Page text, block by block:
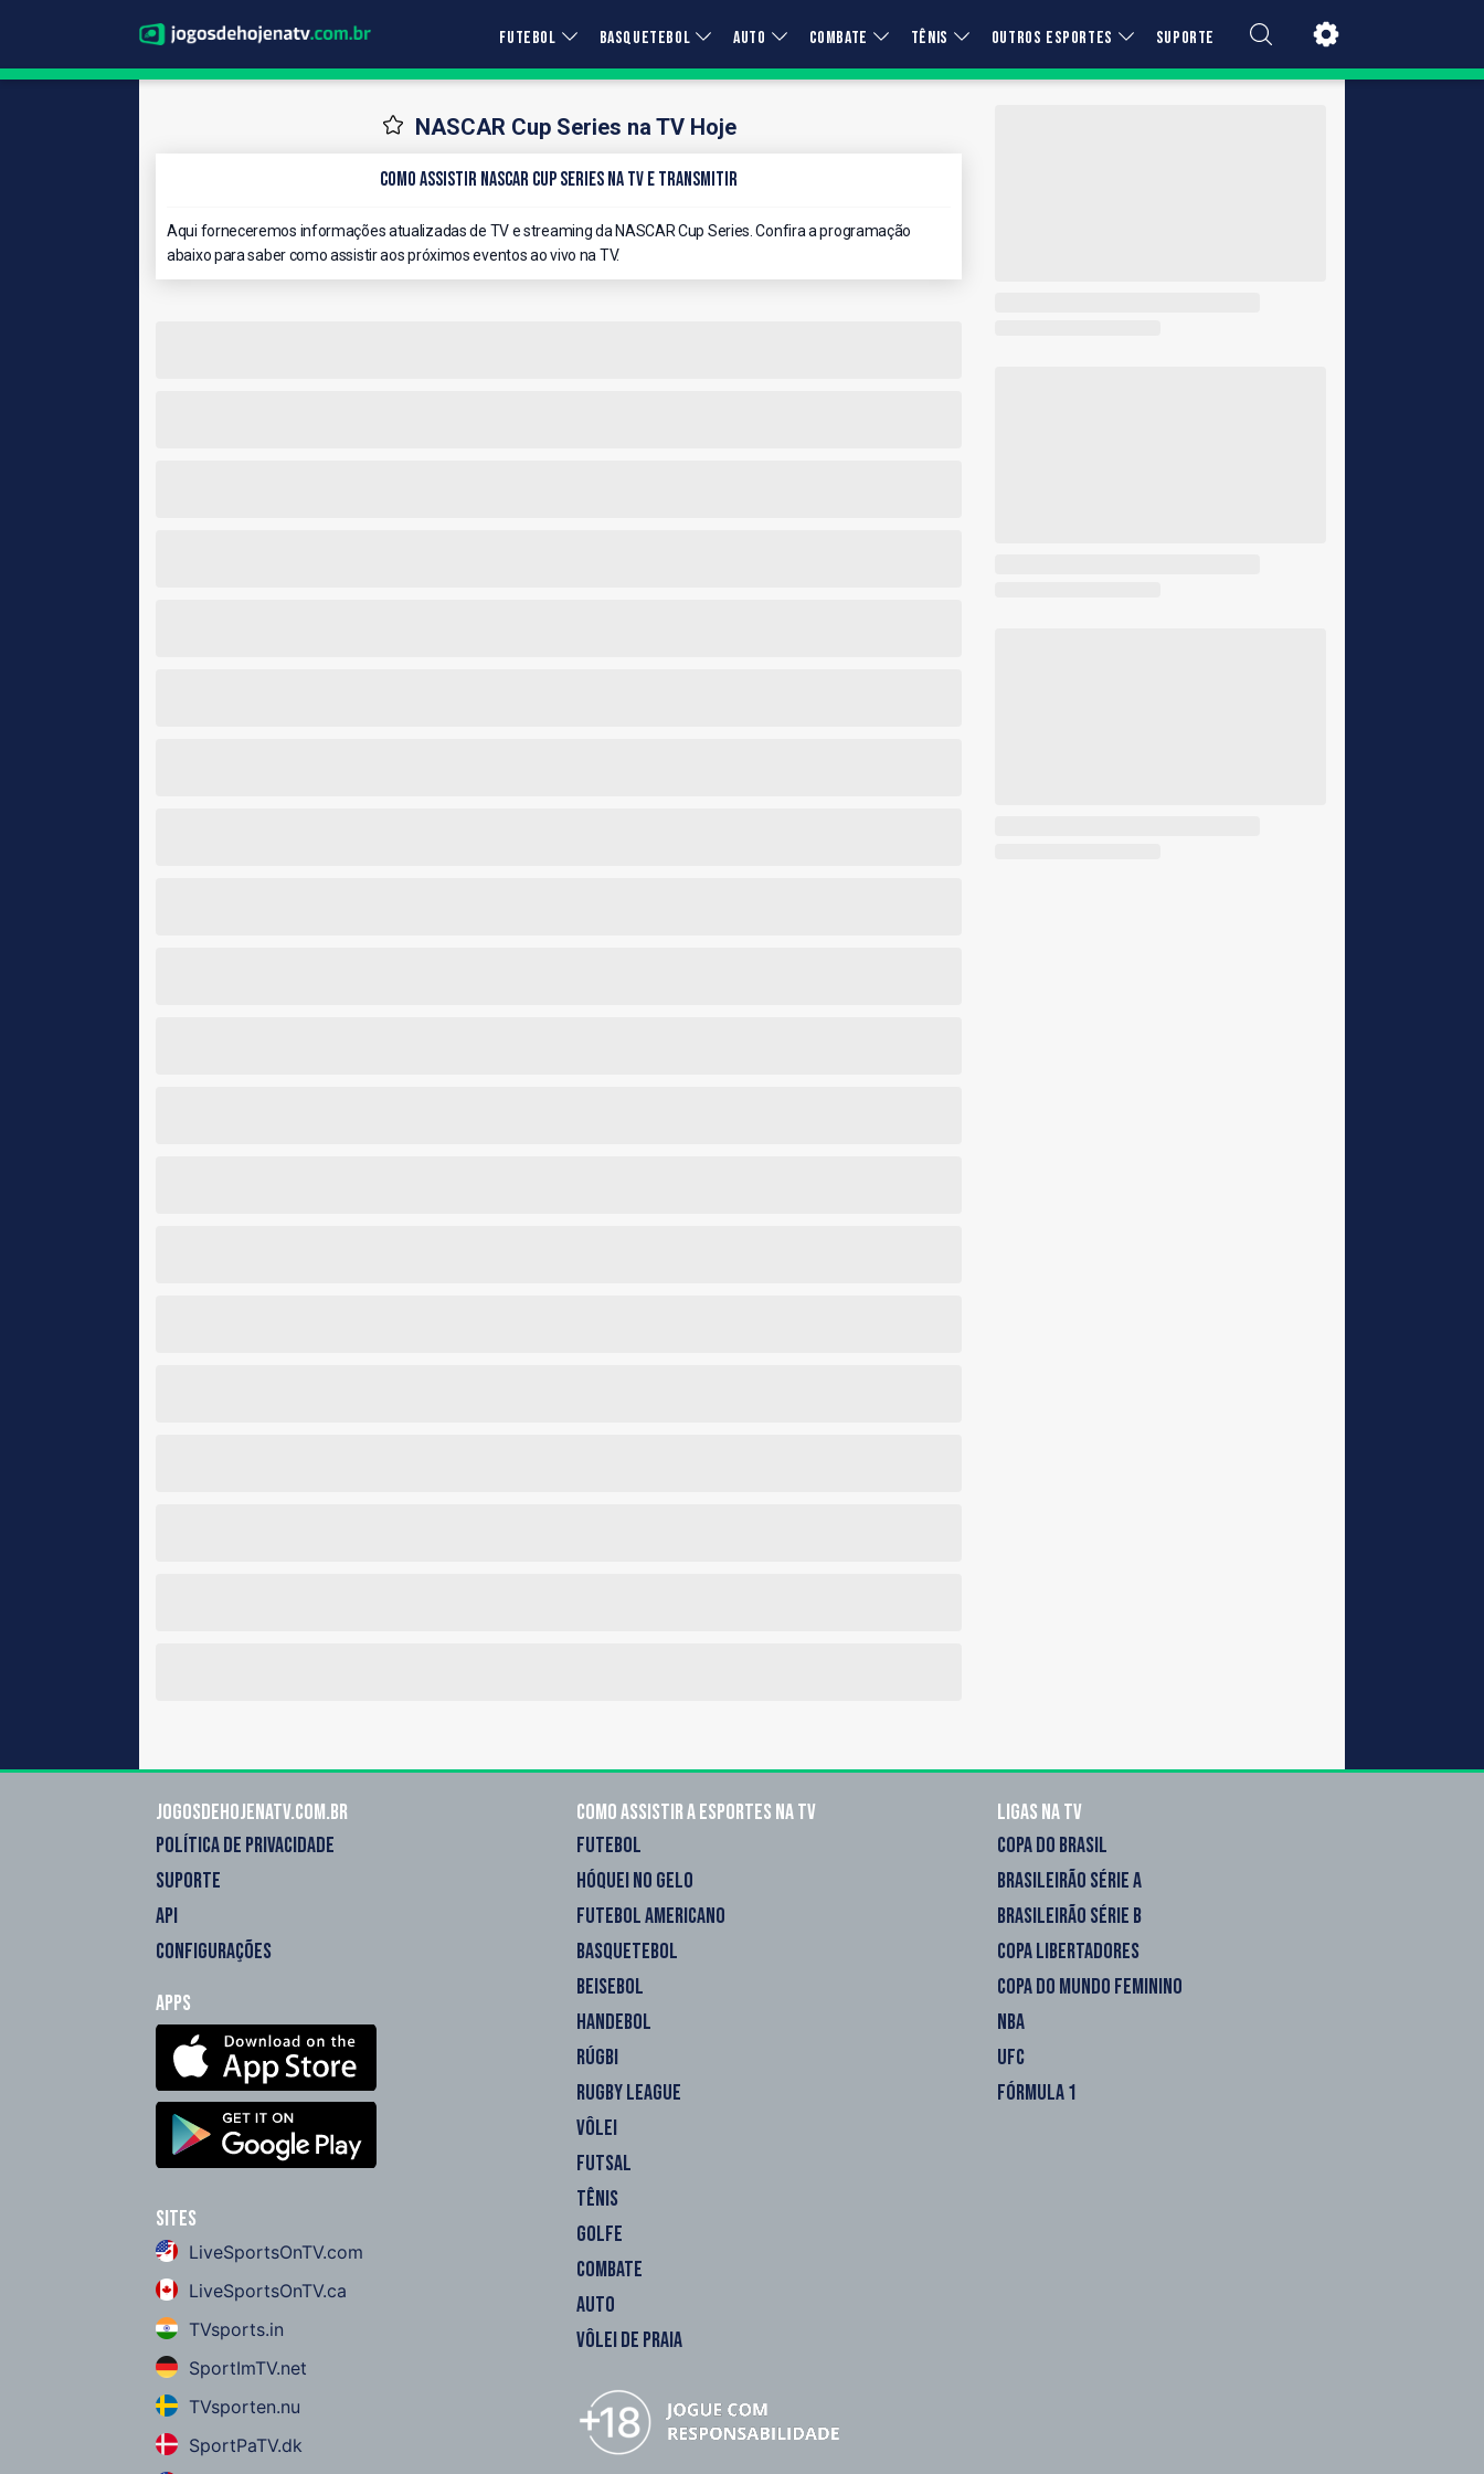
FUTEBOL BASQUETEBOL AUTO COMBATE TÊNIS OUTROS ESPORTES SUPORTE
NASCAR Cup Series na TV Hoje
Como Assistir NASCAR Cup Series na TV e Transmitir
Aqui forneceremos informações atualizadas de TV e streaming da NASCAR Cup Series. Confira a programação
abaixo para saber como assistir aos próximos eventos ao vivo na TV.
Jogosdehojenatv.com.br
POLÍTICA DE PRIVACIDADE
SUPORTE
API
CONFIGURAÇÕES
Apps
Sites
LiveSportsOnTV.com
LiveSportsOnTV.ca
TVsports.in
SportImTV.net
TVsporten.nu
SportPaTV.dk
Como assistir a esportes na TV
FUTEBOL
HÓQUEI NO GELO
FUTEBOL AMERICANO
BASQUETEBOL
BEISEBOL
HANDEBOL
RÚGBI
RUGBY LEAGUE
VÔLEI
FUTSAL
TÊNIS
GOLFE
COMBATE
AUTO
VÔLEI DE PRAIA
Ligas na TV
COPA DO BRASIL
BRASILEIRÃO SÉRIE A
BRASILEIRÃO SÉRIE B
COPA LIBERTADORES
COPA DO MUNDO FEMININO
NBA
UFC
FÓRMULA 1